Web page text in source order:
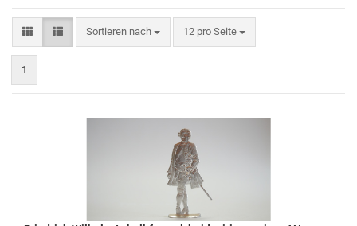
Sortieren nach
Sortieren nach 12 pro Seite
pro Seite
1